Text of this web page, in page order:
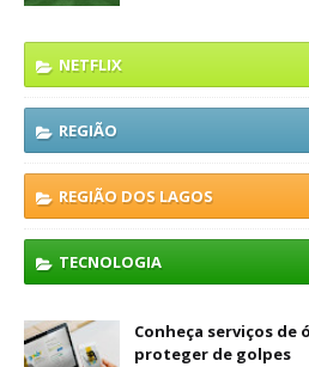
NETFLIX
REGIÃO
REGIÃO DOS LAGOS
TECNOLOGIA
Conheça serviços de
proteger de golpes